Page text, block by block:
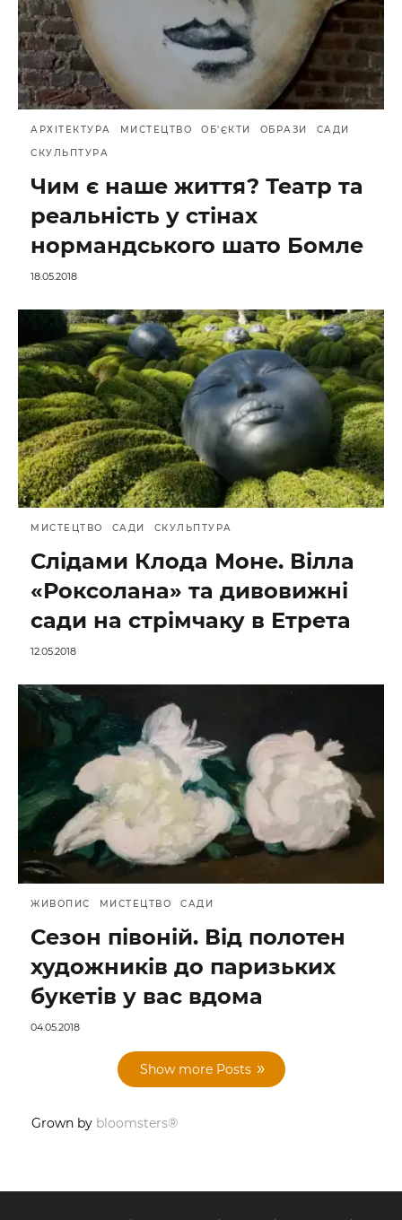
АРХІТЕКТУРА МИСТЕЦТВО ОБ'ЄКТИ ОБРАЗИ
САДИ
СКУЛЬПТУРА
Чим є наше життя? Театр та
реальність у стінах
нормандського шато Бомле
18.05.2018
МИСТЕЦТВО САДИ СКУЛЬПТУРА
Слідами Клода Моне. Вілла
«Роксолана» та дивовижні
сади на стрімчаку в Етрета
12.05.2018
ЖИВОПИС МИСТЕЦТВО САДИ
Сезон півоній. Від полотен
художників до паризьких
букетів у вас вдома
04.05.2018
Show more Posts
Grown by bloomsters®